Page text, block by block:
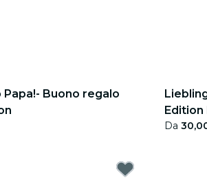
Papa!- Buono regalo
Edition
Da